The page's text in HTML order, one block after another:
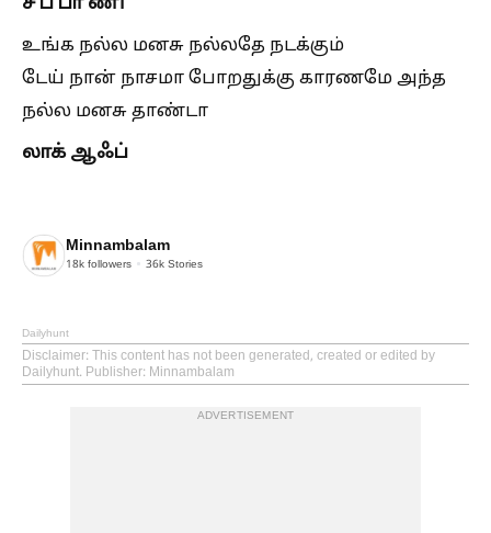
உங்க நல்ல மனசு நல்லதே நடக்கும்
டேய் நான் நாசமா போறதுக்கு காரணமே அந்த
நல்ல மனசு தாண்டா
லாக் ஆஃப்
Minnambalam
18k followers 36k Stories
Dailyhunt
Disclaimer: This content has not been generated, created or edited by
Dailyhunt. Publisher: Minnambalam
ADVERTISEMENT